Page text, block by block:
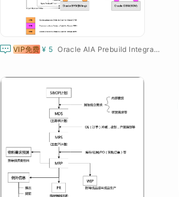
 VIP免费 ¥ 5 Oracle AIA Prebuild Integration